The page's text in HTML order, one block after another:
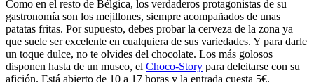
Como en el resto de Bélgica, los verdaderos protagonistas de su
gastronomía son los mejillones, siempre acompañados de unas
patatas fritas. Por supuesto, debes probar la cerveza de la zona ya
que suele ser excelente en cualquiera de sus variedades. Y para darle
un toque dulce, no te olvides del chocolate. Los más golosos
disponen hasta de un museo, el Choco-Story para deleitarse con su
afición. Está abierto de 10 a 17 horas y la entrada cuesta 5€.